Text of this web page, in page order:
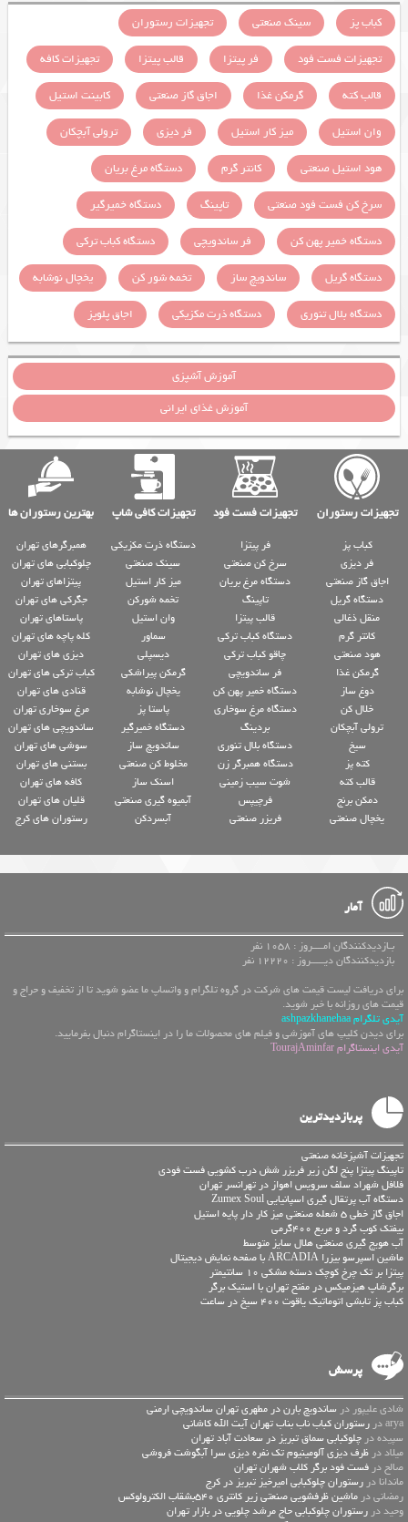
کباب پز سینک صنعتی
تجهیزات رستوران
تجهیزات فست فود
فر پیتزا قالب پیتزا
تجهیزات کافه
قالب کته
گرمکن غذا اجاق گاز صنعتی
کابینت استیل
وان استیل
میز کار استیل فر دیزی
ترولی آبچکان
هود استیل صنعتی
کانتر گرم
دستگاه مرغ بریان
سرخ کن فست فود صنعتی
تاپینگ
دستگاه خمیرگیر
دستگاه خمیر پهن کن
فر ساندویچی
دستگاه کباب ترکی
دستگاه گریل
ساندویچ ساز تخمه شور کن
یخچال نوشابه
دستگاه بلال تنوری
دستگاه ذرت مکزیکی اجاق پلوپز
آموزش آشپزی
آموزش غذای ایرانی
تجهیزات رستوران تجهیزات فست فود تجهیزات کافی شاپ بهترین رستوران ها
کباب پز
فر دیزی
اجاق گاز صنعتی
دستگاه گریل
منقل ذغالی
کانتر گرم
هود صنعتی
گرمکن غذا
دوغ ساز
خلال کن
ترولی آبچکان
سیخ
کته پز
قالب کته
دمکن برنج
یخچال صنعتی
فر پیتزا
سرخ کن صنعتی
دستگاه مرغ بریان
تاپینگ
قالب پیتزا
دستگاه کباب ترکی
چاقو کباب ترکی
فر ساندویچی
دستگاه خمیر پهن کن
دستگاه مرغ سوخاری
بردینگ
دستگاه بلال تنوری
دستگاه همبرگر زن
شوت سیب زمینی
فرچیپس
فریزر صنعتی
دستگاه ذرت مکزیکی
سینک صنعتی
میز کار استیل
تخمه شورکن
وان استیل
سماور
دیسپلی
گرمکن پیراشکی
یخچال نوشابه
پاستا پز
دستگاه خمیرگیر
ساندویچ ساز
مخلوط کن صنعتی
اسنک ساز
آبمیوه گیری صنعتی
آبسردکن
همبرگرهای تهران
چلوکبابی های تهران
پیتزاهای تهران
جگرکی های تهران
پاستاهای تهران
کله پاچه های تهران
دیزی های تهران
کباب ترکی های تهران
قنادی های تهران
مرغ سوخاری تهران
ساندویچی های تهران
سوشی های تهران
بستنی های تهران
کافه های تهران
قلیان های تهران
رستوران های کرج
آمار
بـازدیدکنندگان امــــروز : 1058 نفر
بازدیدکنندگان دیـــــروز : 12220 نفر
برای دریافت لیست قیمت های شرکت در گروه تلگرام و واتساپ ما عضو شوید تا از تخفیف و حراج و
قیمت های روزانه با خبر شوید.
آیدی تلگرام ashpazkhanehaa
برای دیدن کلیپ های آموزشی و فیلم های محصولات ما را در اینستاگرام دنبال بفرمایید.
آیدی اینستاگرام TourajAminfar
پربازدیدترین
تجهیزات آشپزخانه صنعتی
تاپینگ پیتزا پنج لگن زیر فریزر شش درب کشویی فست فودی
فلافل شهراد سلف سرویس اهواز در تهرانسر تهران
دستگاه آب پرتقال گیری اسپانیایی Zumex Soul
اجاق گاز خطی 5 شعله صنعتی میز کار دار پایه استیل
بیفتک کوب گرد و مربع 400گرمی
آب هویج گیری صنعتی هلال سایز متوسط
ماشین اسپرسو بیزرا ARCADIA با صفحه نمایش دیجیتال
پیتزا بر تک چرخ کوچک دسته مشکی 10 سانتیمتر
برگرشاپ هیزمیکس در مفتح تهران با استیک برگر
کباب پز تابشی اتوماتیک یاقوت 400 سیخ در ساعت
پرسش
شادی علیپور در ساندویچ بارن در مطهری تهران ساندویچی ارمنی
arya در
رستوران کباب ناب بناب تهران آیت الله کاشانی
سپیده در چلوکبابی سماق تبریز در سعادت آباد تهران
میلاد در ظرف دیزی آلومینیوم تک نفره دیزی سرا آبگوشت فروشی
صالح در فست فود برگر کلاب شهران تهران
ماندانا در رستوران چلوکبابی امیرخیز تبریز در کرج
رمضانی در ماشین ظرفشویی صنعتی زیر کانتری 540بشقاب الکترولوکس
وحید در رستوران چلوکبابی حاج مرشد چلویی در بازار تهران